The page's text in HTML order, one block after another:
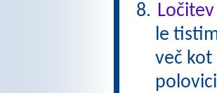
Ločitev
le
več kot